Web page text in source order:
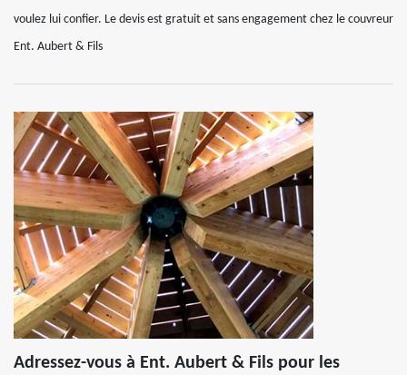
voulez lui confier. Le devis est gratuit et sans engagement chez le couvreur
Ent. Aubert & Fils
Adressez-vous à Ent. Aubert & Fils pour les